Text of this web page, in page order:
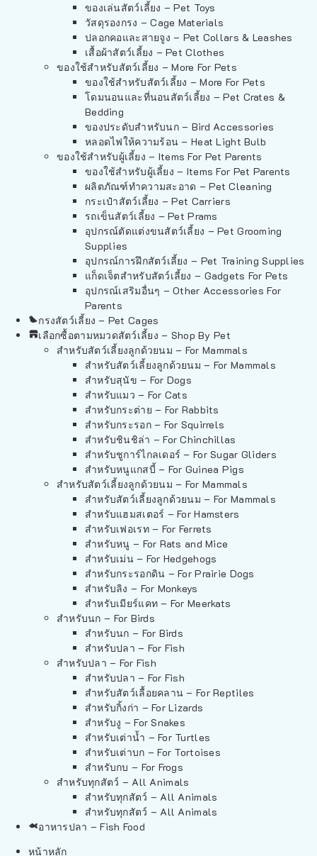
ของเล่นสัตว์เลี้ยง – Pet Toys
วัสดุรองกรง – Cage Materials
ปลอกคอและสายจูง – Pet Collars & Leashes
เสื้อผ้าสัตว์เลี้ยง – Pet Clothes
ของใช้สำหรับสัตว์เลี้ยง – More For Pets
ของใช้สำหรับสัตว์เลี้ยง – More For Pets
โดมนอนและที่นอนสัตว์เลี้ยง – Pet Crates &
Bedding
ของประดับสำหรับนก – Bird Accessories
หลอดไฟให้ความร้อน – Heat Light Bulb
ของใช้สำหรับผู้เลี้ยง – Items For Pet Parents
ของใช้สำหรับผู้เลี้ยง – Items For Pet Parents
ผลิตภัณฑ์ทำความสะอาด – Pet Cleaning
กระเป๋าสัตว์เลี้ยง – Pet Carriers
รถเข็นสัตว์เลี้ยง – Pet Prams
อุปกรณ์ตัดแต่งขนสัตว์เลี้ยง – Pet Grooming
Supplies
อุปกรณ์การฝึกสัตว์เลี้ยง – Pet Training Supplies
แก็ดเจ็ตสำหรับสัตว์เลี้ยง – Gadgets For Pets
อุปกรณ์เสริมอื่นๆ – Other Accessories For
Parents
กรงสัตว์เลี้ยง – Pet Cages
เลือกซื้อตามหมวดสัตว์เลี้ยง – Shop By Pet
สำหรับสัตว์เลี้ยงลูกด้วยนม – For Mammals
สำหรับสัตว์เลี้ยงลูกด้วยนม – For Mammals
สำหรับสุนัข – For Dogs
สำหรับแมว – For Cats
สำหรับกระต่าย – For Rabbits
สำหรับกระรอก – For Squirrels
สำหรับชินชิล่า – For Chinchillas
สำหรับชูการ์ไกลเดอร์ – For Sugar Gliders
สำหรับหนูแกสบี้ – For Guinea Pigs
สำหรับสัตว์เลี้ยงลูกด้วยนม – For Mammals
สำหรับสัตว์เลี้ยงลูกด้วยนม – For Mammals
สำหรับแฮมสเตอร์ – For Hamsters
สำหรับเฟอเรท – For Ferrets
สำหรับหนู – For Rats and Mice
สำหรับเม่น – For Hedgehogs
สำหรับกระรอกดิน – For Prairie Dogs
สำหรับลิง – For Monkeys
สำหรับเมียร์แคท – For Meerkats
สำหรับนก – For Birds
สำหรับนก – For Birds
สำหรับปลา – For Fish
สำหรับปลา – For Fish
สำหรับปลา – For Fish
สำหรับสัตว์เลื้อยคลาน – For Reptiles
สำหรับกิ้งก่า – For Lizards
สำหรับงู – For Snakes
สำหรับเต่าน้ำ – For Turtles
สำหรับเต่าบก – For Tortoises
สำหรับกบ – For Frogs
สำหรับทุกสัตว์ – All Animals
สำหรับทุกสัตว์ – All Animals
สำหรับทุกสัตว์ – All Animals
อาหารปลา – Fish Food
หน้าหลัก